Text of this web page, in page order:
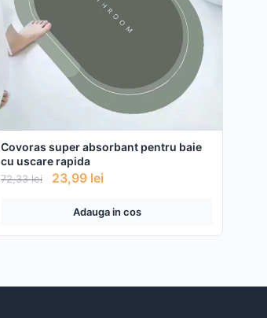
Covoras super absorbant pentru baie
cu uscare rapida
72,33lei 23,99 lei
Adauga in cos